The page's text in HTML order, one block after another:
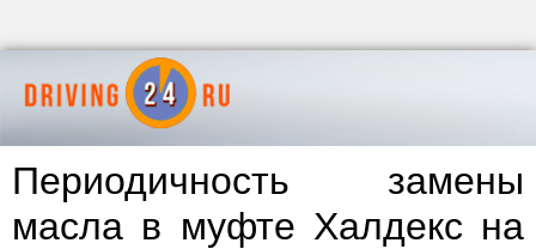
Периодичность замены
масла в муфте Халдекс на